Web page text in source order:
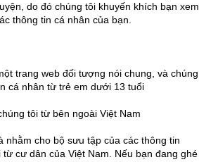
do đó chúng tôi khuyến khích bạn xem
thông tin cá nhân của bạn.
trang web đối tượng nói chung, và chúng
cá nhân từ trẻ em dưới 13 tuổi
tôi từ bên ngoài Việt Nam
nhằm cho bộ sưu tập của các thông tin
cư dân của Việt Nam. Nếu bạn đang ghé